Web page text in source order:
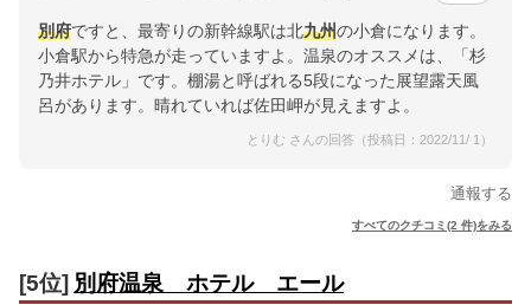
別府ですと、最寄りの新幹線駅は北九州の小倉になります。
小倉駅から特急が走っていますよ。温泉のオススメは、「杉
乃井ホテル」です。棚湯と呼ばれる5段になった展望露天風
呂があります。晴れていれば佐田岬が見えますよ。
とりむ さんの回答（投稿日：2022/11/ 1）
通報する
すべてのクチコミ(2 件)をみる
[5位] 別府温泉 ホテル エール